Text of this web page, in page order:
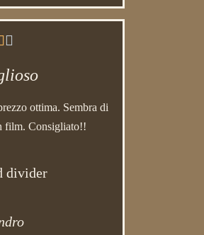

ottima. Sembra di
film. Consigliato!!